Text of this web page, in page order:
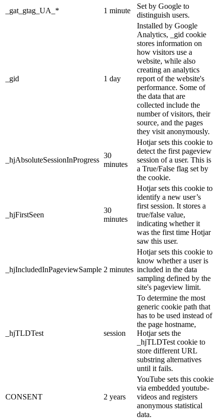
_gat_gtag_UA_*
1 minute
Set by Google to
distinguish users.
_gid 1 day
Installed by Google
Analytics, _gid cookie
stores information on
how visitors use a
website, while also
creating an analytics
report of the website's
performance. Some of
the data that are
collected include the
number of visitors, their
source, and the pages
they visit anonymously.
_hjAbsoluteSessionInProgress
30
minutes
Hotjar sets this cookie to
detect the first pageview
session of a user. This is
a True/False flag set by
the cookie.
_hjFirstSeen
30
minutes
Hotjar sets this cookie to
identify a new user’s
first session. It stores a
true/false value,
indicating whether it
was the first time Hotjar
saw this user.
_hjIncludedInPageviewSample 2 minutes
Hotjar sets this cookie to
know whether a user is
included in the data
sampling defined by the
site's pageview limit.
_hjTLDTest session
To determine the most
generic cookie path that
has to be used instead of
the page hostname,
Hotjar sets the
_hjTLDTest cookie to
store different URL
substring alternatives
until it fails.
CONSENT 2 years
YouTube sets this cookie
via embedded youtube-
videos and registers
anonymous statistical
data.